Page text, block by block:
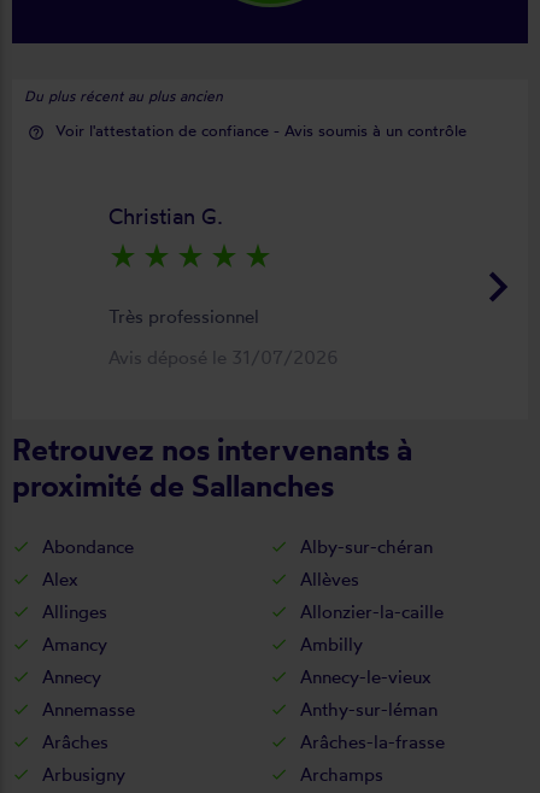
Du plus récent au plus ancien
help_outline Voir l'attestation de confiance - Avis soumis à un contrôle
keyboard_arrow_right
Christian G.
star_rate star_rate star_rate star_rate star_rate
Très professionnel
Avis déposé le 31/07/2026
Retrouvez nos intervenants à
proximité de Sallanches
Abondance
Alby-sur-chéran
Alex
Allèves
Allinges
Allonzier-la-caille
Amancy
Ambilly
Annecy
Annecy-le-vieux
Annemasse
Anthy-sur-léman
Arâches
Arâches-la-frasse
Arbusigny
Archamps